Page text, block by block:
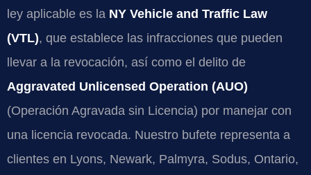
ley aplicable es la NY Vehicle and Traffic Law
(VTL), que establece las infracciones que pueden
llevar a la revocación, así como el delito de
Aggravated Unlicensed Operation (AUO)
(Operación Agravada sin Licencia) por manejar con
una licencia revocada. Nuestro bufete representa a
clientes en Lyons, Newark, Palmyra, Sodus, Ontario,